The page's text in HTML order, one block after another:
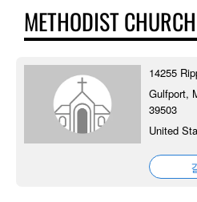
METHODIST CHURCH
14255
Gulfport,
39503
United